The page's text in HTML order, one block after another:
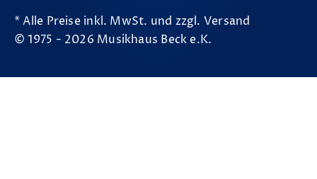
* Alle Preise inkl. MwSt. und zzgl. Versand
© 1975 - 2026 Musikhaus Beck e.K.